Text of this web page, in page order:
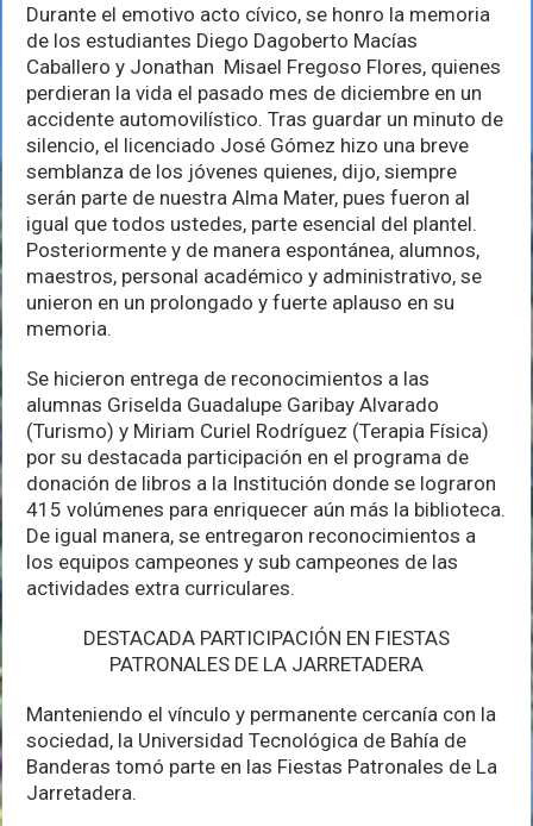
Durante el emotivo acto cívico, se honro la memoria
de los estudiantes Diego Dagoberto Macías
Caballero y Jonathan Misael Fregoso Flores, quienes
perdieran la vida el pasado mes de diciembre en un
accidente automovilístico. Tras guardar un minuto de
silencio, el licenciado José Gómez hizo una breve
semblanza de los jóvenes quienes, dijo, siempre
serán parte de nuestra Alma Mater, pues fueron al
igual que todos ustedes, parte esencial del plantel.
Posteriormente y de manera espontánea, alumnos,
maestros, personal académico y administrativo, se
unieron en un prolongado y fuerte aplauso en su
memoria.
Se hicieron entrega de reconocimientos a las
alumnas Griselda Guadalupe Garibay Alvarado
(Turismo) y Miriam Curiel Rodríguez (Terapia Física)
por su destacada participación en el programa de
donación de libros a la Institución donde se lograron
415 volúmenes para enriquecer aún más la biblioteca.
De igual manera, se entregaron reconocimientos a
los equipos campeones y sub campeones de las
actividades extra curriculares.
DESTACADA PARTICIPACIÓN EN FIESTAS
PATRONALES DE LA JARRETADERA
Manteniendo el vínculo y permanente cercanía con la
sociedad, la Universidad Tecnológica de Bahía de
Banderas tomó parte en las Fiestas Patronales de La
Jarretadera.